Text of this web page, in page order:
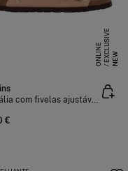
NEW
E
X
C
L
US
I
V
E
O
N
L
I
N
E
Sandália com fivelas ajustáveis
€